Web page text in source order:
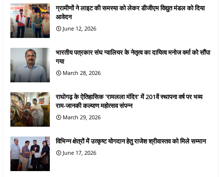
ग्रामीणों ने लाइट की समस्या को लेकर डीजीएम विद्युत मंडल को दिया
आवेदन
June 12, 2026
भारतीय पत्रकार संघ ग्वालियर के नेतृत्व का दायित्व मनोज वर्मा को सौंपा
गया
March 28, 2026
राघोगढ़ के ऐतिहासिक 'रामलला मंदिर' में 201वें स्थापना वर्ष पर भव्य
राम-जानकी कल्याण महोत्सव संपन्न
March 29, 2026
विभिन्न क्षेत्रों में उत्कृष्ट योगदान हेतु राजेश श्रीवास्तव को मिले सम्मान
June 17, 2026